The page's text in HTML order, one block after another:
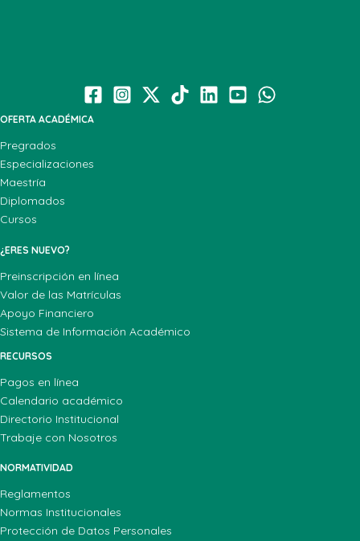
OFERTA ACADÉMICA
Pregrados
Especializaciones
Maestría
Diplomados
Cursos
¿ERES NUEVO?
Preinscripción en línea
Valor de las Matrículas
Apoyo Financiero
Sistema de Información Académico
RECURSOS
Pagos en línea
Calendario académico
Directorio Institucional
Trabaje con Nosotros
NORMATIVIDAD
Reglamentos
Normas Institucionales
Protección de Datos Personales